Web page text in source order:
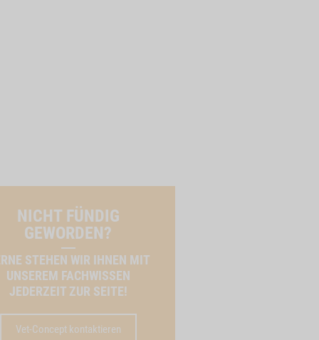
NICHT FÜNDIG
GEWORDEN?
STEHEN WIR IHNEN MIT
UNSEREM FACHWISSEN
JEDERZEIT ZUR SEITE!
Vet-Concept kontaktieren